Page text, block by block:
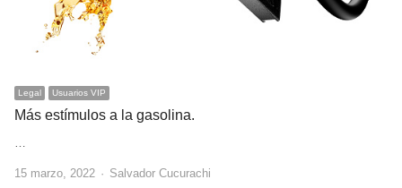
Legal Usuarios VIP
Más estímulos a la gasolina.
15 marzo, 2022 Author
Salvador Cucurachi